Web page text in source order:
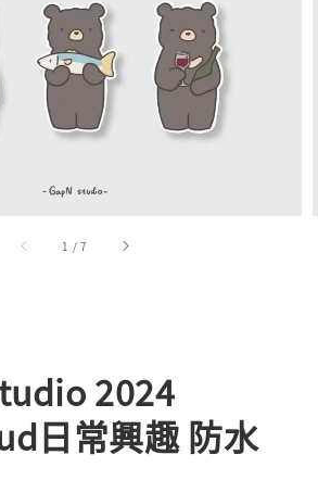
1 /7
2024
日常興趣 防水